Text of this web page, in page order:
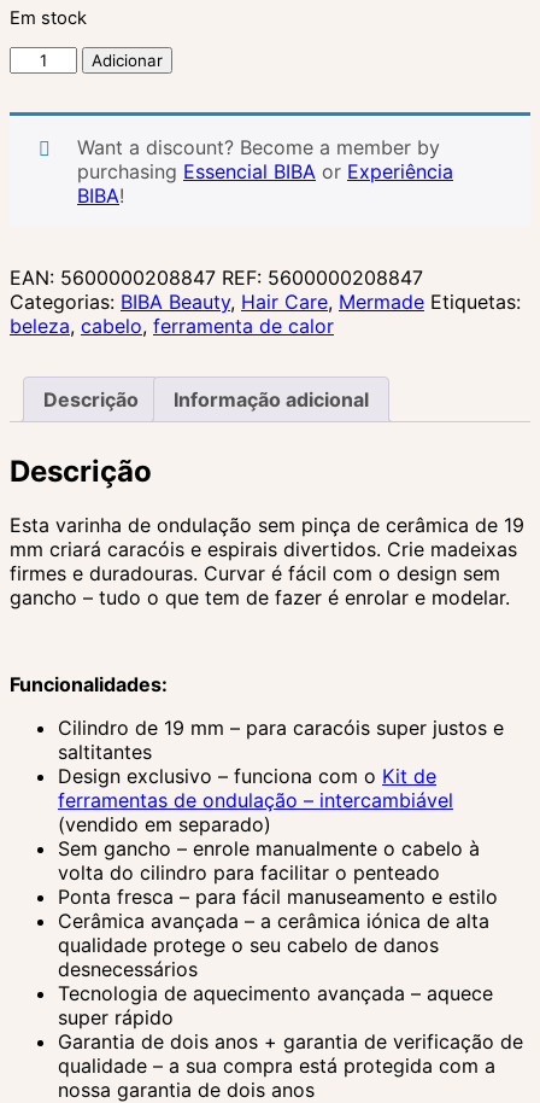
Em stock
Quantidade
de
para
19mm
Adicionar
Want a discount? Become a member by
purchasing Essencial BIBA or Experiência
BIBA!
EAN: 5600000208847 REF: 5600000208847
Categorias: BIBA Beauty, Hair Care, Mermade Etiquetas:
beleza, cabelo, ferramenta de calor
Descrição Informação adicional
Descrição
Esta varinha de ondulação sem pinça de cerâmica de 19
mm criará caracóis e espirais divertidos. Crie madeixas
firmes e duradouras. Curvar é fácil com o design sem
gancho – tudo o que tem de fazer é enrolar e modelar.
Funcionalidades:
Cilindro de 19 mm – para caracóis super justos e
saltitantes
Design exclusivo – funciona com o Kit de
ferramentas de ondulação – intercambiável
(vendido em separado)
Sem gancho – enrole manualmente o cabelo à
volta do cilindro para facilitar o penteado
Ponta fresca – para fácil manuseamento e estilo
Cerâmica avançada – a cerâmica iónica de alta
qualidade protege o seu cabelo de danos
desnecessários
Tecnologia de aquecimento avançada – aquece
super rápido
Garantia de dois anos + garantia de verificação de
qualidade – a sua compra está protegida com a
nossa garantia de dois anos